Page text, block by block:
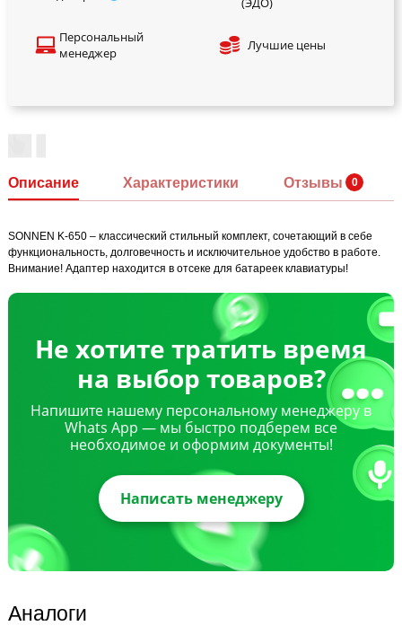
Персональный
менеджер
Лучшие цены
Описание Характеристики Отзывы
SONNEN K-650 – классический стильный комплект, сочетающий в себе
функциональность, долговечность и исключительное удобство в работе.
Внимание! Адаптер находится в отсеке для батареек клавиатуры!
Не хотите тратить время
на выбор товаров?
Напишите нашему персональному менеджеру в
Whats App — мы быстро подберем все
необходимое и оформим документы!
Написать менеджеру
Аналоги